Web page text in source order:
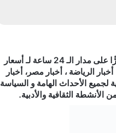
)، تغطية ورصدًا مستمرًّا على مدار الـ 24 ساعة لـ أسعار
الرياضة ، أخبار مصر، أخبار
لجميع الأحداث الهامة و السياسة
الأنشطة الثقافية والأدبية.